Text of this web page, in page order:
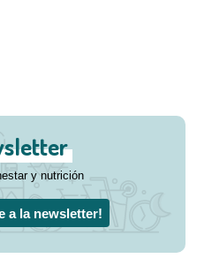
y nutrición
a la newsletter!